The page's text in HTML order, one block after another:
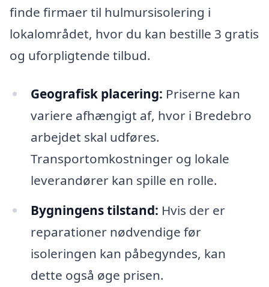
finde firmaer til hulmursisolering i
lokalområdet, hvor du kan bestille 3 gratis
og uforpligtende tilbud.
Geografisk placering: Priserne kan
variere afhængigt af, hvor i Bredebro
arbejdet skal udføres.
Transportomkostninger og lokale
leverandører kan spille en rolle.
Bygningens tilstand: Hvis der er
reparationer nødvendige før
isoleringen kan påbegyndes, kan
dette også øge prisen.